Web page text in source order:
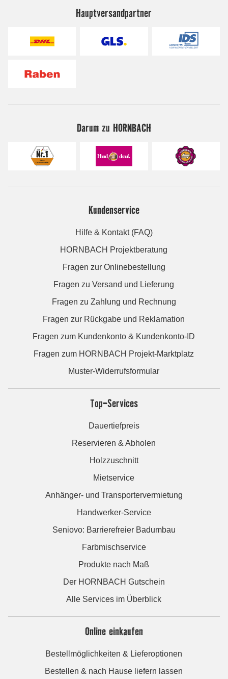
Hauptversandpartner
Darum zu HORNBACH
Kundenservice
Hilfe & Kontakt (FAQ)
HORNBACH Projektberatung
Fragen zur Onlinebestellung
Fragen zu Versand und Lieferung
Fragen zu Zahlung und Rechnung
Fragen zur Rückgabe und Reklamation
Fragen zum Kundenkonto & Kundenkonto-ID
Fragen zum HORNBACH Projekt-Marktplatz
Muster-Widerrufsformular
Top-Services
Dauertiefpreis
Reservieren & Abholen
Holzzuschnitt
Mietservice
Anhänger- und Transportervermietung
Handwerker-Service
Seniovo: Barrierefreier Badumbau
Farbmischservice
Produkte nach Maß
Der HORNBACH Gutschein
Alle Services im Überblick
Online einkaufen
Bestellmöglichkeiten & Lieferoptionen
Bestellen & nach Hause liefern lassen